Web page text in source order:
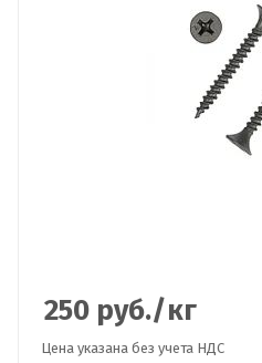
250 руб./кг
Цена указана без учета НДС